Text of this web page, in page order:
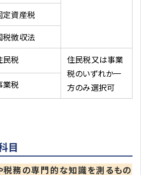
定資産税
税徴収法
民税
住民税又は事業
税のいずれか一
方のみ選択可
業税
目
税務の専門的な知識を測るもの